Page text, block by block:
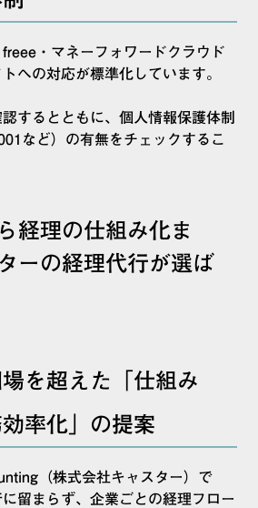
・マネーフォワードクラウド
への対応が標準化しています。
するとともに、個人情報保護体制
など）の有無をチェックするこ
経理の仕組み化ま
ーの経理代行が選ば
を超えた「仕組み
率化」の提案
（株式会社キャスター）で
留まらず、企業ごとの経理フロー